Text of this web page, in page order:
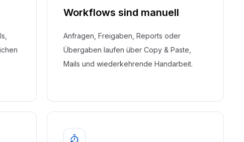
Workflows sind manuell
Anfragen, Freigaben, Reports oder
Übergaben laufen über Copy & Paste,
Mails und wiederkehrende Handarbeit.